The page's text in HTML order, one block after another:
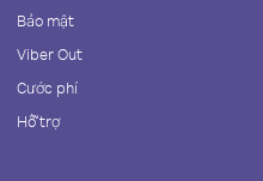
Bảo mật
Viber Out
Cước phí
Hỗ trợ